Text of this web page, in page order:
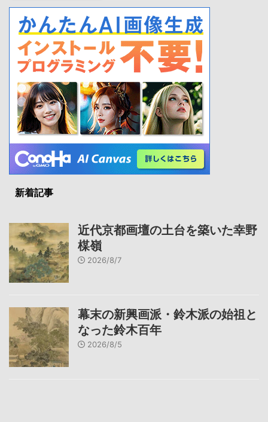
新着記事
近代京都画壇の土台を築いた幸野
楳嶺
2026/8/7
幕末の新興画派・鈴木派の始祖と
なった鈴木百年
2026/8/5